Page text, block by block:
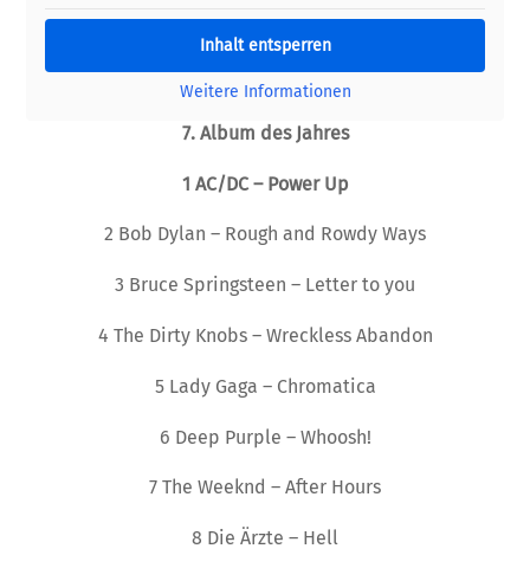
Inhalt entsperren
Weitere Informationen
7. Album des Jahres
1 AC/DC – Power Up
2 Bob Dylan – Rough and Rowdy Ways
3 Bruce Springsteen – Letter to you
4 The Dirty Knobs – Wreckless Abandon
5 Lady Gaga – Chromatica
6 Deep Purple – Whoosh!
7 The Weeknd – After Hours
8 Die Ärzte – Hell